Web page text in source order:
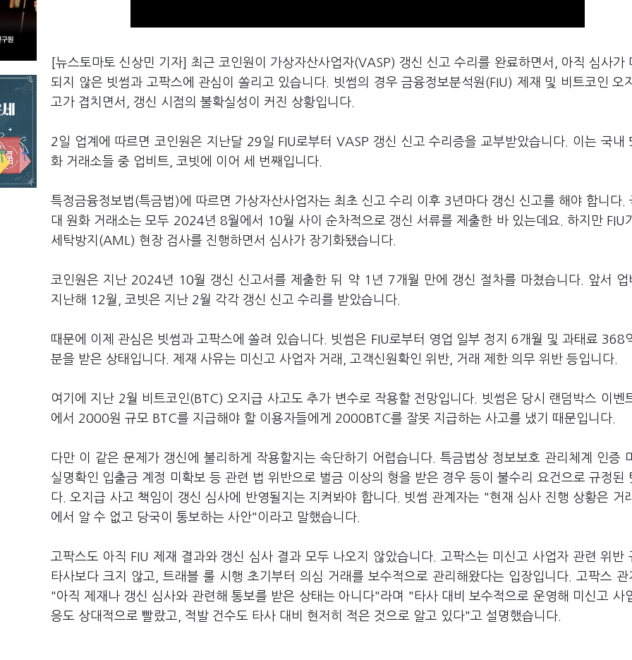
[뉴스토마토 신상민 기자] 최근 코인원이 가상자산사업자(VASP) 갱신 신고 수리를 완료하면서, 아직 심사가
되지 않은 빗썸과 고팍스에 관심이 쏠리고 있습니다. 빗썸의 경우 금융정보분석원(FIU) 제재 및 비트코인 오
고가 겹치면서, 갱신 시점의 불확실성이 커진 상황입니다.
2일 업계에 따르면 코인원은 지난달 29일 FIU로부터 VASP 갱신 신고 수리증을 교부받았습니다. 이는 국내
화 거래소들 중 업비트, 코빗에 이어 세 번째입니다.
특정금융정보법(특금법)에 따르면 가상자산사업자는 최초 신고 수리 이후 3년마다 갱신 신고를 해야 합니다.
대 원화 거래소는 모두 2024년 8월에서 10월 사이 순차적으로 갱신 서류를 제출한 바 있는데요. 하지만 FIU
세탁방지(AML) 현장 검사를 진행하면서 심사가 장기화됐습니다.
코인원은 지난 2024년 10월 갱신 신고서를 제출한 뒤 약 1년 7개월 만에 갱신 절차를 마쳤습니다. 앞서 업
지난해 12월, 코빗은 지난 2월 각각 갱신 신고 수리를 받았습니다.
때문에 이제 관심은 빗썸과 고팍스에 쏠려 있습니다. 빗썸은 FIU로부터 영업 일부 정지 6개월 및 과태료 368
분을 받은 상태입니다. 제재 사유는 미신고 사업자 거래, 고객신원확인 위반, 거래 제한 의무 위반 등입니다.
여기에 지난 2월 비트코인(BTC) 오지급 사고도 추가 변수로 작용할 전망입니다. 빗썸은 당시 랜덤박스 이벤
에서 2000원 규모 BTC를 지급해야 할 이용자들에게 2000BTC를 잘못 지급하는 사고를 냈기 때문입니다.
다만 이 같은 문제가 갱신에 불리하게 작용할지는 속단하기 어렵습니다. 특금법상 정보보호 관리체계 인증
실명확인 입출금 계정 미확보 등 관련 법 위반으로 벌금 이상의 형을 받은 경우 등이 불수리 요건으로 규정된
다. 오지급 사고 책임이 갱신 심사에 반영될지는 지켜봐야 합니다. 빗썸 관계자는 "현재 심사 진행 상황은 거
에서 알 수 없고 당국이 통보하는 사안"이라고 말했습니다.
고팍스도 아직 FIU 제재 결과와 갱신 심사 결과 모두 나오지 않았습니다. 고팍스는 미신고 사업자 관련 위반
타사보다 크지 않고, 트래블 룰 시행 초기부터 의심 거래를 보수적으로 관리해왔다는 입장입니다. 고팍스 관
"아직 제재나 갱신 심사와 관련해 통보를 받은 상태는 아니다"라며 "타사 대비 보수적으로 운영해 미신고 사
응도 상대적으로 빨랐고, 적발 건수도 타사 대비 현저히 적은 것으로 알고 있다"고 설명했습니다.